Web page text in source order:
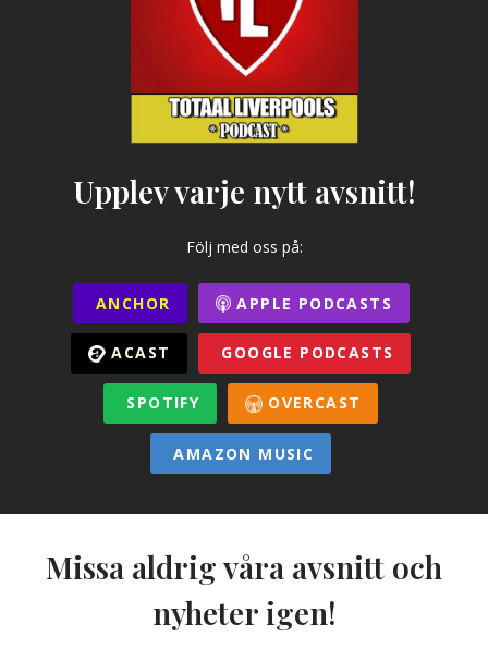
Upplev varje nytt avsnitt!
Följ med oss på:
ANCHOR APPLE PODCASTS
ACAST GOOGLE PODCASTS
SPOTIFY OVERCAST
AMAZON MUSIC
Missa aldrig våra avsnitt och
nyheter igen!